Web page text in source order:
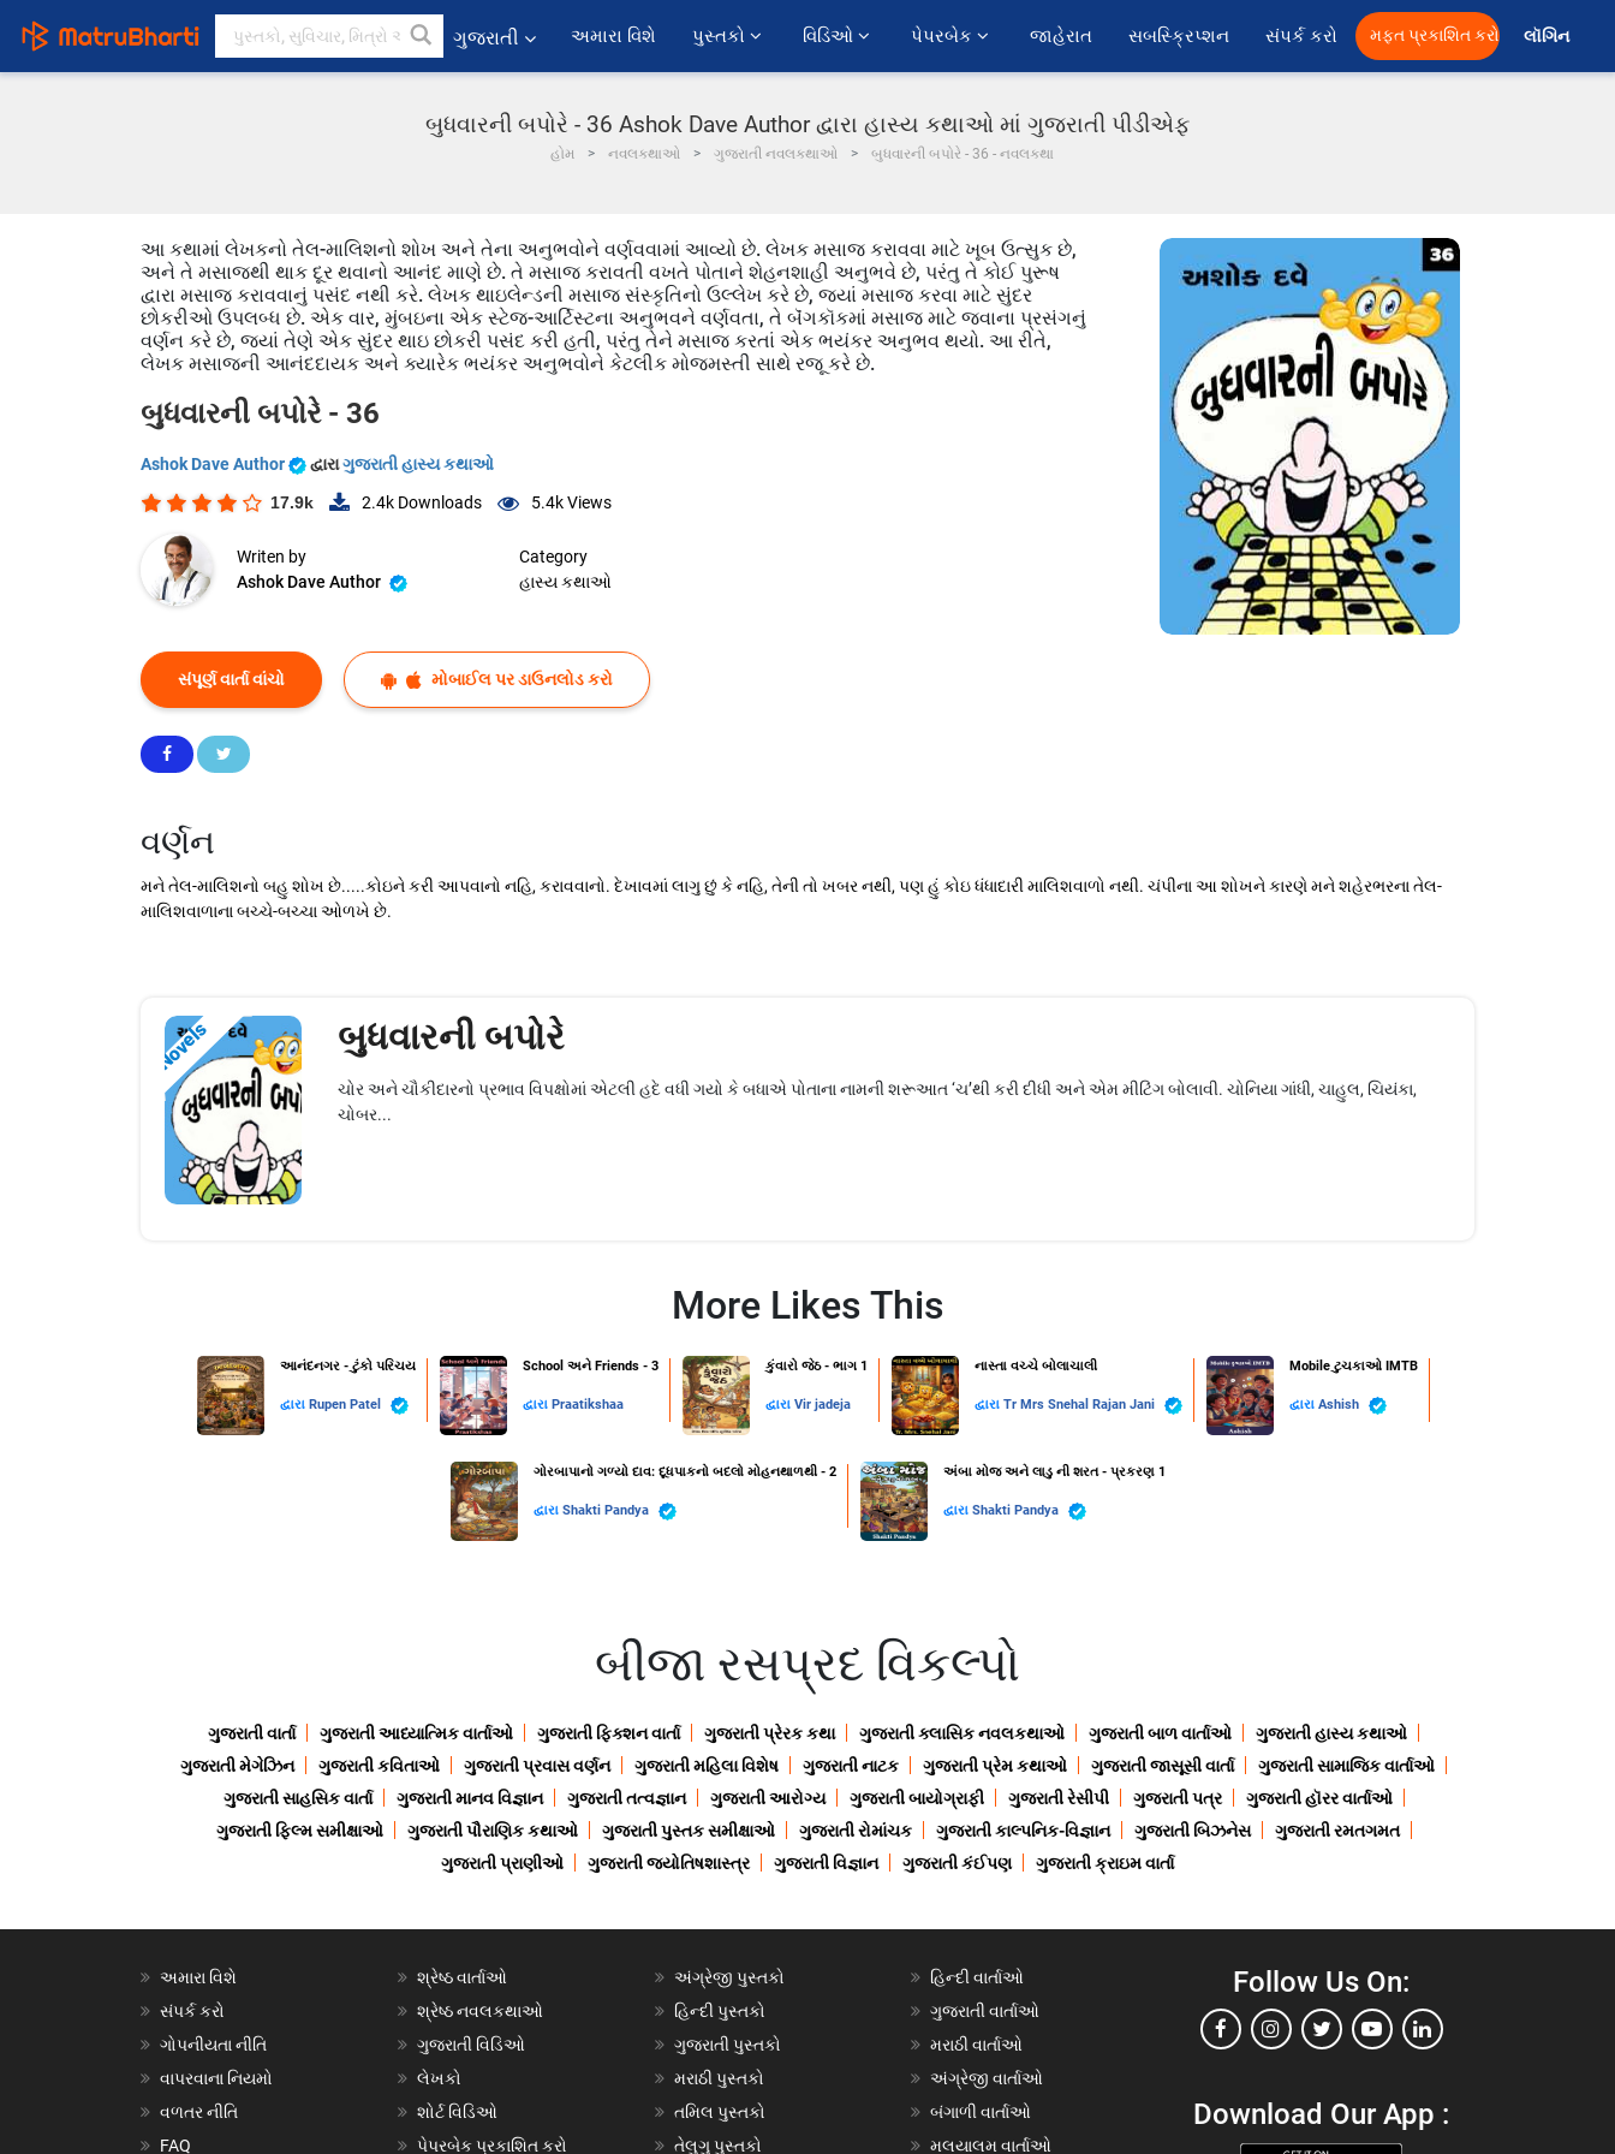
ગુજરાતી અમારા વિશે પુસ્તકો વિડિઓ પેપરબેક જાહેરાત સબસ્ક્રિપ્શન સંપર્ક કરો મફત પ્રકાશિત કરો લૉગિન
બુધવારની બપોરે - 36 Ashok Dave Author દ્વારા હાસ્ય કથાઓ માં ગુજરાતી પીડીએફ
હોમ નવલકથાઓ ગુજરાતી નવલકથાઓ બુધવારની બપોરે - 36 - નવલકથા
આ કથામાં લેખકનો તેલ-માલિશનો શોખ અને તેના અનુભવોને વર્ણવવામાં આવ્યો છે. લેખક મસાજ કરાવવા માટે ખૂબ ઉત્સુક છે,
અને તે મસાજથી થાક દૂર થવાનો આનંદ માણે છે. તે મસાજ કરાવતી વખતે પોતાને શેહનશાહી અનુભવે છે, પરંતુ તે કોઈ પુરૂષ
દ્વારા મસાજ કરાવવાનું પસંદ નથી કરે. લેખક થાઇલેન્ડની મસાજ સંસ્કૃતિનો ઉલ્લેખ કરે છે, જ્યાં મસાજ કરવા માટે સુંદર
છોકરીઓ ઉપલબ્ધ છે. એક વાર, મુંબઇના એક સ્ટેજ-આર્ટિસ્ટના અનુભવને વર્ણવતા, તે બૅંગકૉકમાં મસાજ માટે જવાના પ્રસંગનું
વર્ણન કરે છે, જ્યાં તેણે એક સુંદર થાઇ છોકરી પસંદ કરી હતી, પરંતુ તેને મસાજ કરતાં એક ભયંકર અનુભવ થયો. આ રીતે,
લેખક મસાજની આનંદદાયક અને ક્યારેક ભયંકર અનુભવોને કેટલીક મોજમસ્તી સાથે રજૂ કરે છે.
બુધવારની બપોરે - 36
Ashok Dave Author દ્વારાગુજરાતી હાસ્ય કથાઓ
17.9k 2.4k Downloads 5.4kViews
Writen by
Ashok Dave Author
Category
હાસ્ય કથાઓ
સંપૂર્ણ વાર્તા વાંચો મોબાઈલ પર ડાઉનલોડ કરો
વર્ણન
મને તેલ-માલિશનો બહુ શોખ છે.....કોઇને કરી આપવાનો નહિ, કરાવવાનો. દેખાવમાં લાગુ છું કે નહિ, તેની તો ખબર નથી, પણ હું કોઇ ધંધાદારી માલિશવાળો નથી. ચંપીના આ શોખને કારણે મને શહેરભરના તેલ-
માલિશવાળાના બચ્ચે-બચ્ચા ઓળખે છે.
Novels બુધવારની બપોરે
ચોર અને ચૌકીદારનો પ્રભાવ વિપક્ષોમાં એટલી હદે વધી ગયો કે બધાએ પોતાના નામની શરૂઆત ‘ચ’થી કરી દીધી અને એમ મીટિંગ બોલાવી. ચોનિયા ગાંધી, ચાહુલ, ચિયંકા,
ચોબર...
More Likes This
આનંદનગર - ટુંકો પરિચય
દ્વારા Rupen Patel
School અને Friends - 3
દ્વારા Praatikshaa
કુંવારો જેઠ - ભાગ 1
દ્વારા Vir jadeja
નાસ્તા વચ્ચે બોલાચાલી
દ્વારા Tr Mrs Snehal Rajan Jani
Mobile ટુચકાઓ IMTB
દ્વારા Ashish
ગોરબાપાનો ગળ્યો દાવ: દૂધપાકનો બદલો મોહનથાળથી - 2
દ્વારા Shakti Pandya
અંબા મોજ અને લાડુ ની શરત - પ્રકરણ 1
દ્વારા Shakti Pandya
બીજા રસપ્રદ વિકલ્પો
ગુજરાતી વાર્તા ગુજરાતી આધ્યાત્મિક વાર્તાઓ ગુજરાતી ફિક્શન વાર્તા ગુજરાતી પ્રેરક કથા ગુજરાતી ક્લાસિક નવલકથાઓ ગુજરાતી બાળ વાર્તાઓ
ગુજરાતી હાસ્ય કથાઓ
ગુજરાતી મેગેઝિન
ગુજરાતી કવિતાઓ ગુજરાતી પ્રવાસ વર્ણન ગુજરાતી મહિલા વિશેષ ગુજરાતી નાટક ગુજરાતી પ્રેમ કથાઓ ગુજરાતી જાસૂસી વાર્તા
ગુજરાતી સામાજિક વાર્તાઓ
ગુજરાતી સાહસિક વાર્તા
ગુજરાતી માનવ વિજ્ઞાન ગુજરાતી તત્વજ્ઞાન ગુજરાતી આરોગ્ય ગુજરાતી બાયોગ્રાફી ગુજરાતી રેસીપી ગુજરાતી પત્ર
ગુજરાતી હૉરર વાર્તાઓ
ગુજરાતી ફિલ્મ સમીક્ષાઓ
ગુજરાતી પૌરાણિક કથાઓ ગુજરાતી પુસ્તક સમીક્ષાઓ ગુજરાતી રોમાંચક ગુજરાતી કાલ્પનિક-વિજ્ઞાન ગુજરાતી બિઝનેસ
ગુજરાતી રમતગમત
ગુજરાતી પ્રાણીઓ
ગુજરાતી જ્યોતિષશાસ્ત્ર ગુજરાતી વિજ્ઞાન ગુજરાતી કંઈપણ ગુજરાતી ક્રાઇમ વાર્તા
અમારા વિશે
સંપર્ક કરો
ગોપનીયતા નીતિ
વાપરવાના નિયમો
વળતર નીતિ
FAQ
શ્રેષ્ઠ વાર્તાઓ
શ્રેષ્ઠ નવલકથાઓ
ગુજરાતી વિડિઓ
લેખકો
શોર્ટ વિડિઓ
પેપરબેક પ્રકાશિત કરો
અંગ્રેજી પુસ્તકો
હિન્દી પુસ્તકો
ગુજરાતી પુસ્તકો
મરાઠી પુસ્તકો
તમિલ પુસ્તકો
તેલુગુ પુસ્તકો
હિન્દી વાર્તાઓ
ગુજરાતી વાર્તાઓ
મરાઠી વાર્તાઓ
અંગ્રેજી વાર્તાઓ
બંગાળી વાર્તાઓ
મલયાલમ વાર્તાઓ
Follow Us On:
Download Our App :